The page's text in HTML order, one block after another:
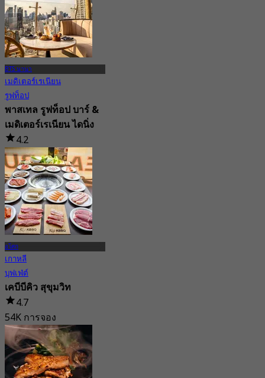
BTS นานา
เมดิเตอร์เรเนียน
รูฟท็อป
พาสเทล รูฟท็อป บาร์ &
เมดิเตอร์เรเนียน ไดนิ่ง
4.2
287 การจอง
จาก฿ 1,312.5
อโศก
เกาหลี
บุฟเฟ่ต์
เคบีบีคิว สุขุมวิท
4.7
54K การจอง
จาก฿ 399